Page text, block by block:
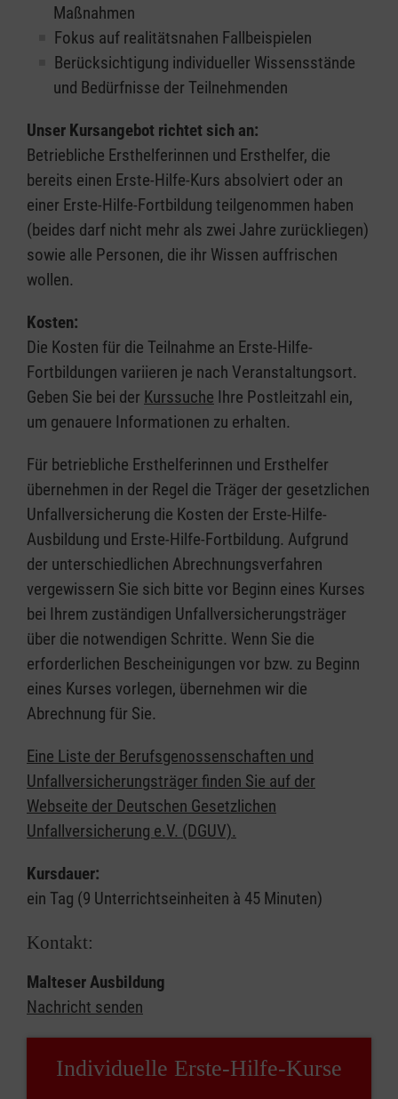
Maßnahmen
Fokus auf realitätsnahen Fallbeispielen
Berücksichtigung individueller Wissensstände
und Bedürfnisse der Teilnehmenden
Unser Kursangebot richtet sich an:
Betriebliche Ersthelferinnen und Ersthelfer, die
bereits einen Erste-Hilfe-Kurs absolviert oder an
einer Erste-Hilfe-Fortbildung teilgenommen haben
(beides darf nicht mehr als zwei Jahre zurückliegen)
sowie alle Personen, die ihr Wissen auffrischen
wollen.
Kosten:
Die Kosten für die Teilnahme an Erste-Hilfe-
Fortbildungen variieren je nach Veranstaltungsort.
Geben Sie bei der Kurssuche Ihre Postleitzahl ein,
um genauere Informationen zu erhalten.
Für betriebliche Ersthelferinnen und Ersthelfer
übernehmen in der Regel die Träger der gesetzlichen
Unfallversicherung die Kosten der Erste-Hilfe-
Ausbildung und Erste-Hilfe-Fortbildung. Aufgrund
der unterschiedlichen Abrechnungsverfahren
vergewissern Sie sich bitte vor Beginn eines Kurses
bei Ihrem zuständigen Unfallversicherungsträger
über die notwendigen Schritte. Wenn Sie die
erforderlichen Bescheinigungen vor bzw. zu Beginn
eines Kurses vorlegen, übernehmen wir die
Abrechnung für Sie.
Eine Liste der Berufsgenossenschaften und
Unfallversicherungsträger finden Sie auf der
Webseite der Deutschen Gesetzlichen
Unfallversicherung e.V. (DGUV).
Kursdauer:
ein Tag (9 Unterrichtseinheiten à 45 Minuten)
Kontakt:
Malteser Ausbildung
Nachricht senden
Individuelle Erste-Hilfe-Kurse